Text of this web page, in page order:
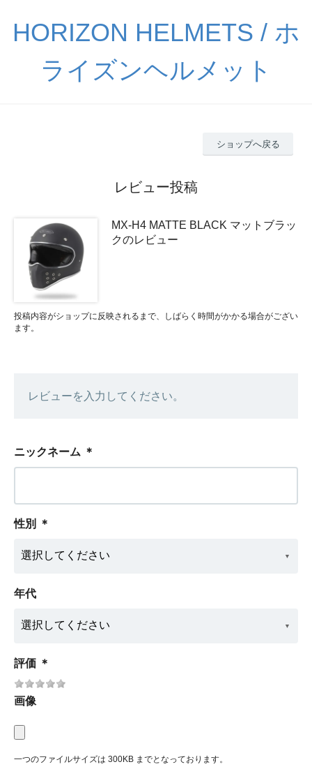
HORIZON HELMETS / ホ
ライズンヘルメット
ショップへ戻る
レビュー投稿
MX-H4 MATTE BLACK マットブラッ
クのレビュー
投稿内容がショップに反映されるまで、しばらく時間がかかる場合がござい
ます。
レビューを入力してください。
ニックネーム ＊
性別 ＊
年代
評価 ＊
画像
一つのファイルサイズは 300KB までとなっております。